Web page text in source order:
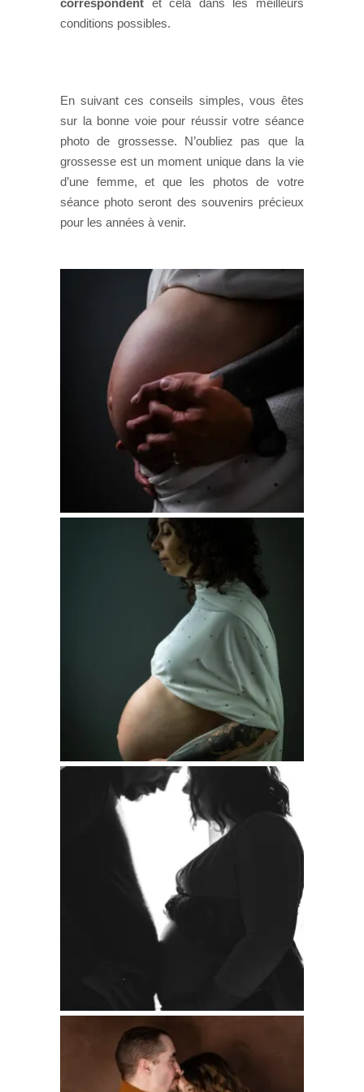
conditions possibles.
En suivant ces conseils simples, vous êtes
sur la bonne voie pour réussir votre séance
photo de grossesse. N’oubliez pas que la
grossesse est un moment unique dans la vie
d’une femme, et que les photos de votre
séance photo seront des souvenirs précieux
pour les années à venir.